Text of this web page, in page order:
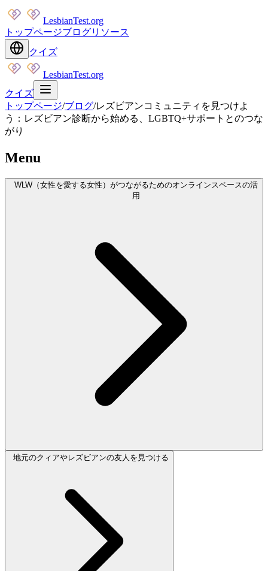
LesbianTest.org
トップページブログリソース
クイズ
LesbianTest.org
クイズ
トップページ/ブログ/レズビアンコミュニティを見つけよ
う：レズビアン診断から始める、LGBTQ+サポートとのつな
がり
Menu
WLW（女性を愛する女性）がつながるためのオンラインスペースの活
用
地元のクィアやレズビアンの友人を見つける